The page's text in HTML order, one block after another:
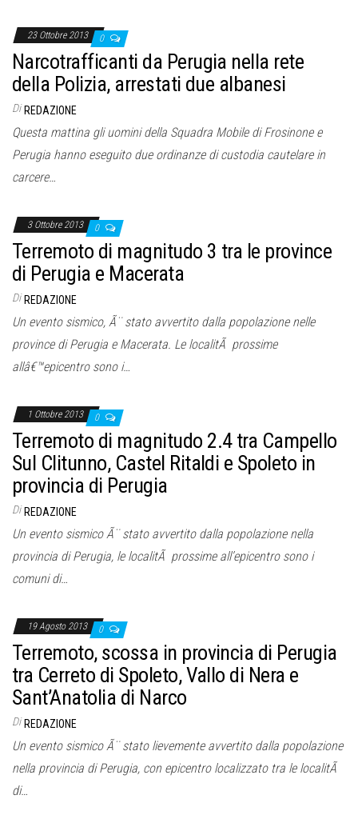
23 Ottobre 2013 0
Narcotrafficanti da Perugia nella rete
della Polizia, arrestati due albanesi
Di REDAZIONE
Questa mattina gli uomini della Squadra Mobile di Frosinone e
Perugia hanno eseguito due ordinanze di custodia cautelare in
carcere…
3 Ottobre 2013 0
Terremoto di magnitudo 3 tra le province
di Perugia e Macerata
Di REDAZIONE
Un evento sismico, Ã¨ stato avvertito dalla popolazione nelle
province di Perugia e Macerata. Le localitÃ prossime
allâ€™epicentro sono i…
1 Ottobre 2013 0
Terremoto di magnitudo 2.4 tra Campello
Sul Clitunno, Castel Ritaldi e Spoleto in
provincia di Perugia
Di REDAZIONE
Un evento sismico Ã¨ stato avvertito dalla popolazione nella
provincia di Perugia, le localitÃ prossime all’epicentro sono i
comuni di…
19 Agosto 2013 0
Terremoto, scossa in provincia di Perugia
tra Cerreto di Spoleto, Vallo di Nera e
Sant’Anatolia di Narco
Di REDAZIONE
Un evento sismico Ã¨ stato lievemente avvertito dalla popolazione
nella provincia di Perugia, con epicentro localizzato tra le localitÃ
di…